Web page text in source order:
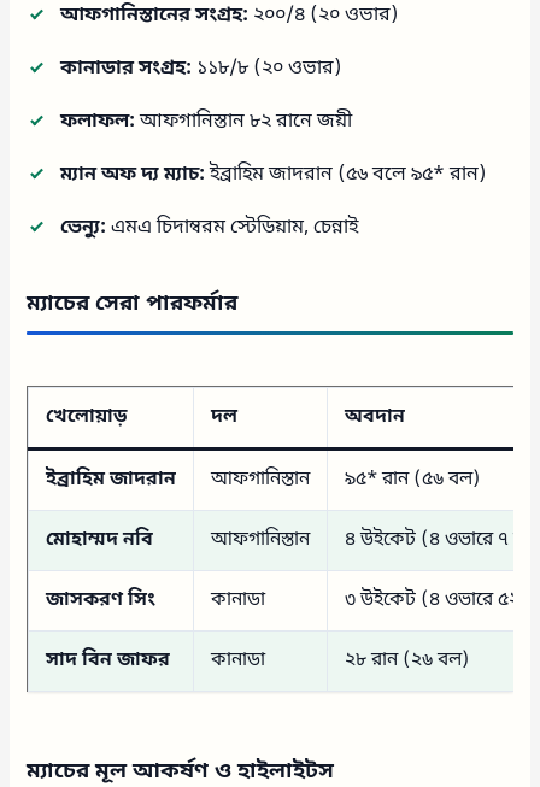
আফগানিস্তানের সংগ্রহ: ২০০/৪ (২০ ওভার)
কানাডার সংগ্রহ: ১১৮/৮ (২০ ওভার)
ফলাফল:আফগানিস্তান ৮২ রানে জয়ী
ম্যান অফ দ্য ম্যাচ:ইব্রাহিম জাদরান (৫৬ বলে ৯৫* রান)
ভেন্যু: এমএ চিদাম্বরম স্টেডিয়াম, চেন্নাই
ম্যাচের সেরা পারফর্মার
খেলোয়াড় দল অবদান
ইব্রাহিম জাদরান আফগানিস্তান ৯৫* রান (৫৬ বল)
মোহাম্মদ নবি আফগানিস্তান ৪ উইকেট (৪ ওভারে ৭
জাসকরণ সিং কানাডা ৩ উইকেট (৪ ওভারে ৫২
সাদ বিন জাফর কানাডা ২৮ রান (২৬ বল)
ম্যাচের মূল আকর্ষণ ও হাইলাইটস